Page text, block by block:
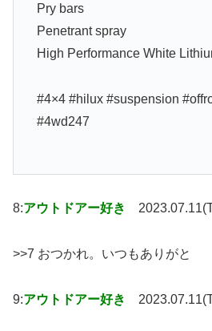
Pry bars
Penetrant spray
High Performance White
#4×4 #hilux #suspension
#4wd247
8:アウトドアー好き
>>7 おつかれ。いつもありがと
9:アウトドアー好き